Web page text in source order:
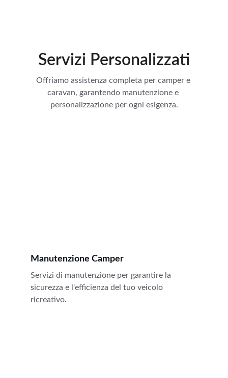
Servizi Personalizzati
Offriamo assistenza completa per camper e
caravan, garantendo manutenzione e
personalizzazione per ogni esigenza.
Manutenzione Camper
Servizi di manutenzione per garantire la
sicurezza e l'efficienza del tuo veicolo
ricreativo.